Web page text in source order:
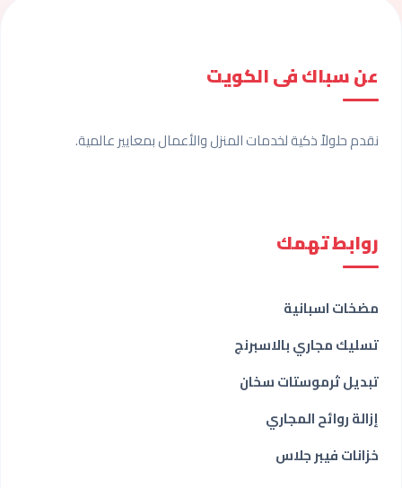
عن سباك فى الكويت
نقدم حلولاً ذكية لخدمات المنزل والأعمال بمعايير عالمية.
روابط تهمك
مضخات اسبانية
تسليك مجاري بالاسبرنج
تبديل ثرموستات سخان
إزالة روائح المجاري
خزانات فيبر جلاس